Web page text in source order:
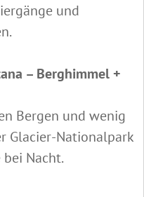
und
– Berghimmel +
Bergen und wenig
Glacier-Nationalpark
Nacht.